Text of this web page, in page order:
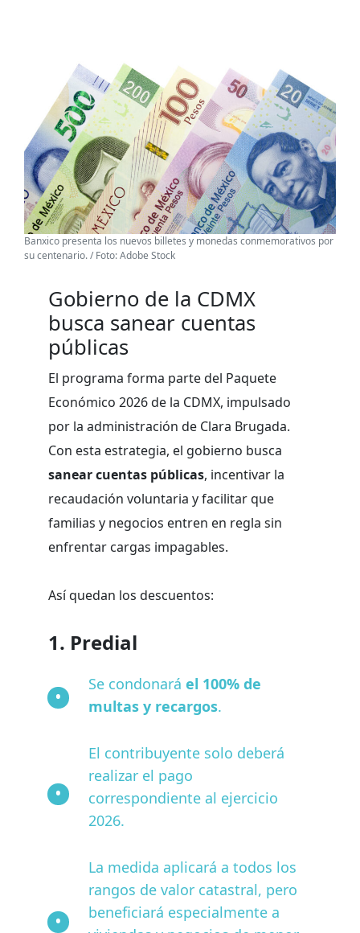
Banxico presenta los nuevos billetes y monedas conmemorativos por
su centenario. / Foto: Adobe Stock
Gobierno de la CDMX
busca sanear cuentas
públicas
El programa forma parte del Paquete
Económico 2026 de la CDMX, impulsado
por la administración de Clara Brugada.
Con esta estrategia, el gobierno busca
sanear cuentas públicas, incentivar la
recaudación voluntaria y facilitar que
familias y negocios entren en regla sin
enfrentar cargas impagables.
Así quedan los descuentos:
1. Predial
Se condonará el 100% de
multas y recargos.
El contribuyente solo deberá
realizar el pago
correspondiente al ejercicio
2026.
La medida aplicará a todos los
rangos de valor catastral, pero
beneficiará especialmente a